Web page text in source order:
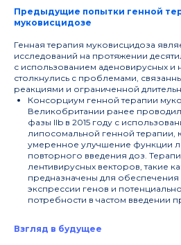
Предыдущие попытки генной
муковисцидозе
Генная терапия муковисцидоза
исследований на протяжении
с использованием аденовирусных и
столкнулись с проблемами,
реакциями и ограниченной
Консорциум генной терапии
Великобритании ранее
фазы IIb в 2015 году с
липосомальной генной терапии,
умеренное улучшение функции
повторного введения доз.
лентивирусных векторов, такие
предназначены для
экспрессии генов и
потребности в частом введении
Взгляд в будущее
Публикации
Новости
Журнал
Мероприятия
Руководство
Информация
Документы
Структура
Совет Российской академии
по персонализированной
медицине